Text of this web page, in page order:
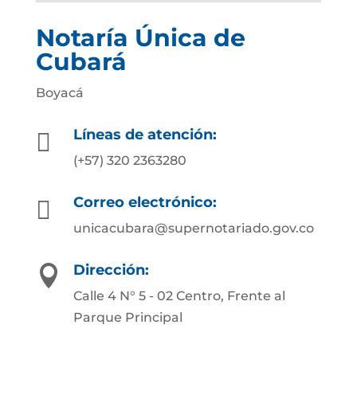
Notaría Única de
Cubará
Boyacá
 Líneas de atención:
(+57) 320 2363280
 Correo electrónico:
unicacubara@supernotariado.gov.co
 Dirección:
Calle 4 N° 5 - 02 Centro, Frente al
Parque Principal